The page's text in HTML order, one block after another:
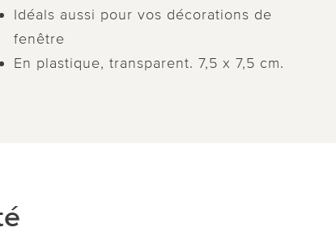
Idéals aussi pour vos décorations de
fenêtre
En plastique, transparent. 7,5 x 7,5 cm.